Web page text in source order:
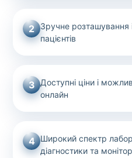
2
Зручне розташування
пацієнтів
3 Доступні ціни і
онлайн
4 Широкий спектр
діагностики та